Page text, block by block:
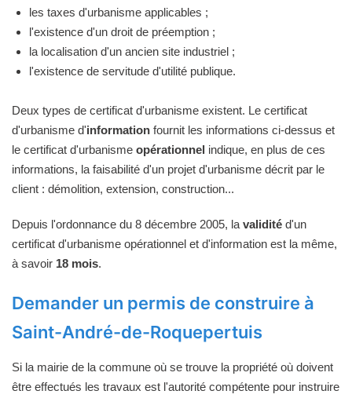
les taxes d'urbanisme applicables ;
l'existence d'un droit de préemption ;
la localisation d'un ancien site industriel ;
l'existence de servitude d'utilité publique.
Deux types de certificat d'urbanisme existent. Le certificat
d'urbanisme d'information fournit les informations ci-dessus et
le certificat d'urbanisme opérationnel indique, en plus de ces
informations, la faisabilité d'un projet d'urbanisme décrit par le
client : démolition, extension, construction...
Depuis l'ordonnance du 8 décembre 2005, la validité d'un
certificat d'urbanisme opérationnel et d'information est la même,
à savoir 18 mois.
Demander un permis de construire à
Saint-André-de-Roquepertuis
Si la mairie de la commune où se trouve la propriété où doivent
être effectués les travaux est l'autorité compétente pour instruire